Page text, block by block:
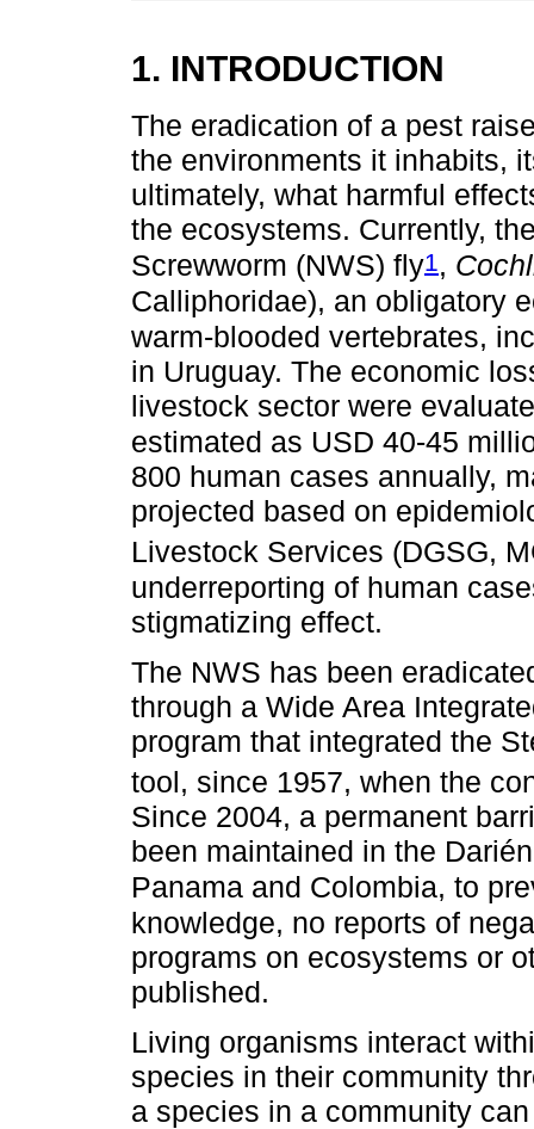
1. INTRODUCTION
The eradication of a pest
the environments it inhabits,
ultimately, what harmful
the ecosystems. Currently,
Screwworm (NWS) fly1 ,
Calliphoridae), an obligatory
warm-blooded vertebrates,
in Uruguay. The economic
livestock sector were
estimated as USD 40-45
800 human cases annually,
projected based on
Livestock Services (DGSG,
underreporting of human
stigmatizing effect.
The NWS has been
through a Wide Area
program that integrated the
tool, since 1957, when the
Since 2004, a permanent
been maintained in the
Panama and Colombia, to
knowledge, no reports of
programs on ecosystems or
published.
Living organisms interact
species in their community
a species in a community